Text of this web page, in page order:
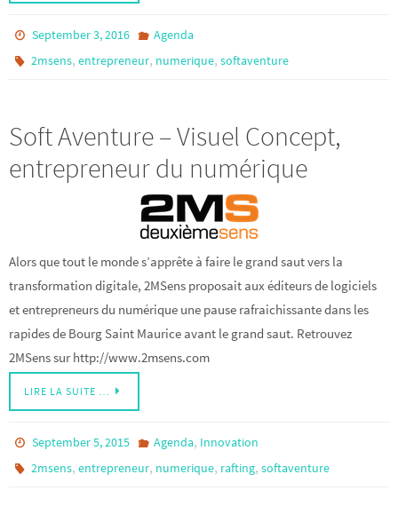
September 3, 2016
Agenda
2msens,entrepreneur, numerique,softaventure
Soft Aventure – Visuel Concept,
entrepreneur du numérique
Alors que tout le monde s’apprête à faire le grand saut vers la
transformation digitale, 2MSens proposait aux éditeurs de logiciels
et entrepreneurs du numérique une pause rafraichissante dans les
rapides de Bourg Saint Maurice avant le grand saut. Retrouvez
2MSens sur http://www.2msens.com
LIRE LA SUITE …
September 5, 2015 Agenda, Innovation
2msens,entrepreneur, numerique, rafting,softaventure